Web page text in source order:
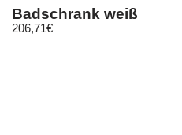
Badschrank weiß
Badezimmer
206,71€